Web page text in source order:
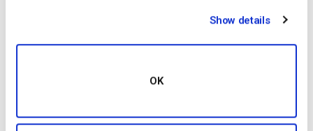
Show details
OK